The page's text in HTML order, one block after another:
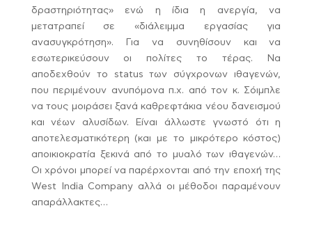
δραστηριότητας» ενώ η ίδια η ανεργία, να
μετατραπεί σε «διάλειμμα εργασίας για
ανασυγκρότηση». Για να συνηθίσουν και να
εσωτερικεύσουν οι πολίτες το τέρας. Να
αποδεχθούν το status των σύγχρονων ιθαγενών,
που περιμένουν ανυπόμονα π.χ. από τον κ. Σόιμπλε
να τους μοιράσει ξανά καθρεφτάκια νέου δανεισμού
και νέων αλυσίδων. Είναι άλλωστε γνωστό ότι η
αποτελεσματικότερη (και με το μικρότερο κόστος)
αποικιοκρατία ξεκινά από το μυαλό των ιθαγενών…
Οι χρόνοι μπορεί να παρέρχονται από την εποχή της
West India Company αλλά οι μέθοδοι παραμένουν
απαράλλακτες…